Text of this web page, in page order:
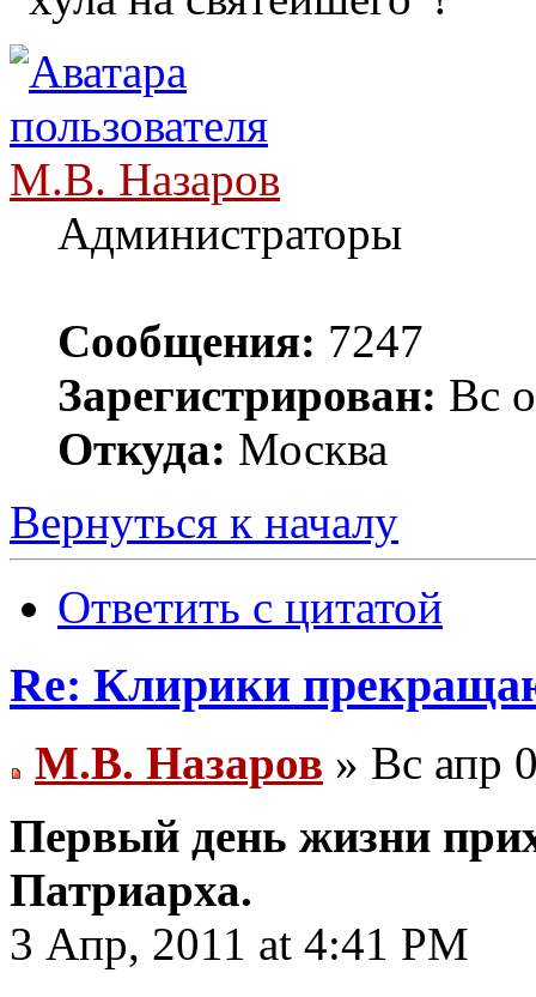
М.В. Назаров
Администраторы
Сообщения: 7247
Зарегистрирован: Вс
Откуда: Москва
Вернуться к началу
Ответить с цитатой
Re: Клирики
М.В. Назаров » Вс апр
Первый день жизни
Патриарха.
3 Апр, 2011 at 4:41 PM